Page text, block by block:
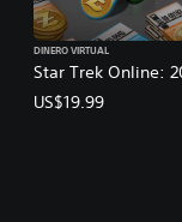
Star Trek Online:
DINERO VIRTUAL
US$19.99